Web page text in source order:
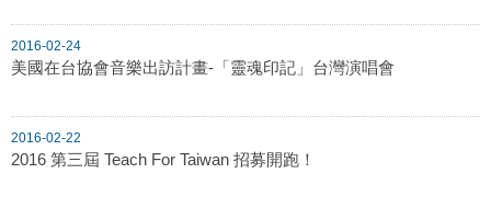
2016-02-24
美國在台協會音樂出訪計畫-「靈魂印記」台灣演唱會
2016-02-22
2016 第三屆 Teach For Taiwan 招募開跑！